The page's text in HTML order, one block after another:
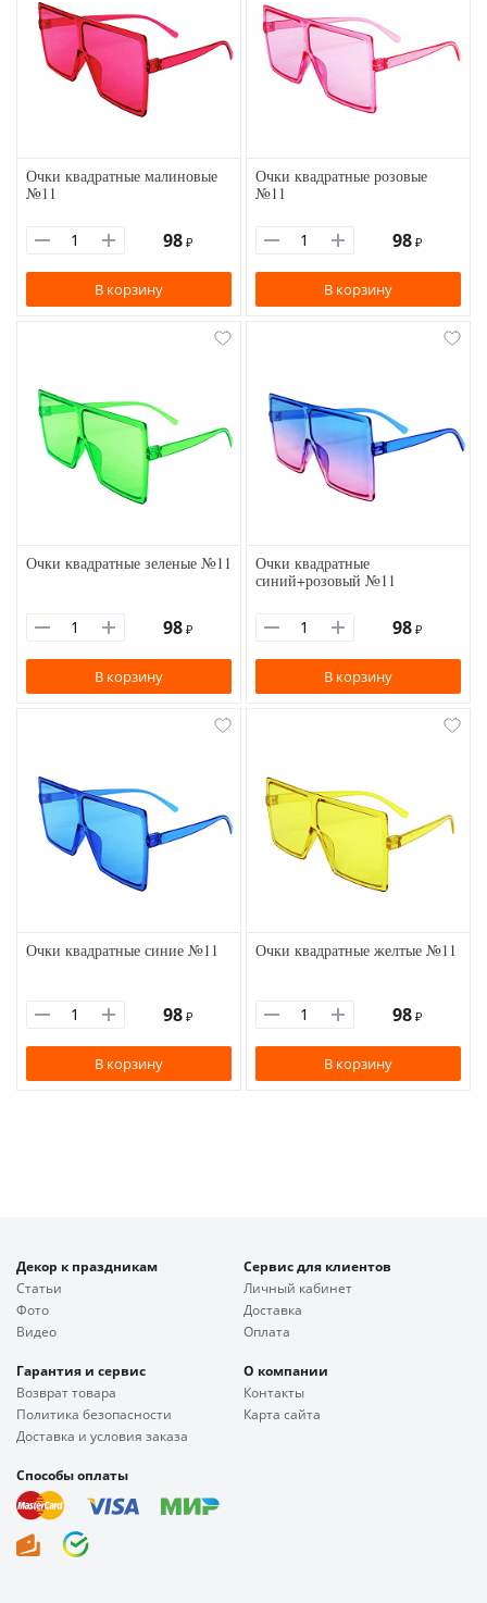
Очки квадратные малиновые
№11
98 ₽
В корзину
Очки квадратные розовые
№11
98 ₽
В корзину
Очки квадратные зеленые №11
98 ₽
В корзину
Очки квадратные
синий+розовый №11
98 ₽
В корзину
Очки квадратные синие №11
98 ₽
В корзину
Очки квадратные желтые №11
98 ₽
В корзину
Декор к праздникам
Статьи
Фото
Видео
Сервис для клиентов
Личный кабинет
Доставка
Оплата
Гарантия и сервис
Возврат товара
Политика безопасности
Доставка и условия заказа
О компании
Контакты
Карта сайта
Способы оплаты